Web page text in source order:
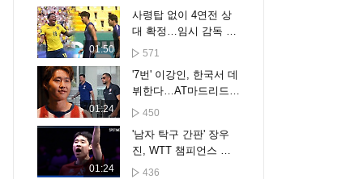
01:50
사령탑 없이 4연전 상
대 확정…임시 감독 시
험대
571
01:24
'7번' 이강인, 한국서 데
뷔한다…AT마드리드
투어 명단 확정, 오늘
450
01:24
'남자 탁구 간판' 장우
진, WTT 챔피언스 요
코하마 16강 진출 [스
436